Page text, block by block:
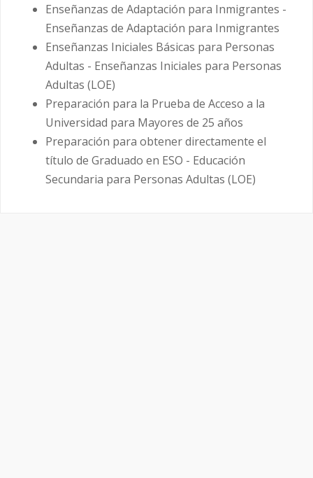
Enseñanzas de Adaptación para Inmigrantes -
Enseñanzas de Adaptación para Inmigrantes
Enseñanzas Iniciales Básicas para Personas
Adultas - Enseñanzas Iniciales para Personas
Adultas (LOE)
Preparación para la Prueba de Acceso a la
Universidad para Mayores de 25 años
Preparación para obtener directamente el
título de Graduado en ESO - Educación
Secundaria para Personas Adultas (LOE)